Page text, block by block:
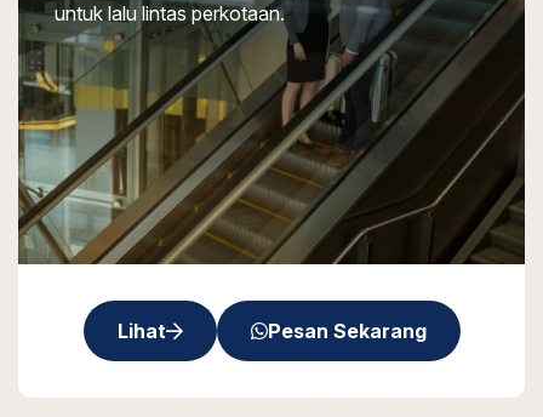
Lihat Pesan Sekarang
untuk lalu lintas perkotaan.